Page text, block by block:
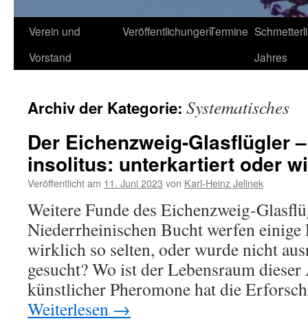
Verein und
Vorstand
VeröffentlichungenTermine
Jahres
Archiv der Kategorie: Systematisches
Der Eichenzweig-Glasflügler
insolitus: unterkartiert oder
Veröffentlicht am 11. Juni 2023 von Karl-Heinz Jelinek
Weitere Funde des Eichenzweig-
Niederrheinischen Bucht werfen
wirklich so selten, oder wurde nicht
gesucht? Wo ist der Lebensraum
künstlicher Pheromone hat die
Weiterlesen →